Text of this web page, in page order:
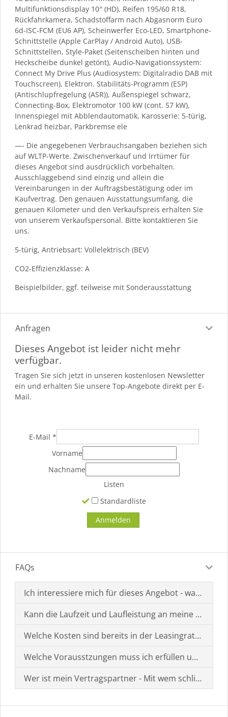
Multifunktionsdisplay 10″ (HD), Reifen 195/60 R18,
Rückfahrkamera, Schadstoffarm nach Abgasnorm Euro
6d-ISC-FCM (EU6 AP), Scheinwerfer Eco-LED, Smartphone-
Schnittstelle (Apple CarPlay / Android Auto), USB-
Schnittstellen, Style-Paket (Seitenscheiben hinten und
Heckscheibe dunkel getönt), Audio-Navigationssystem:
Connect My Drive Plus (Audiosystem: Digitalradio DAB mit
Touchscreen), Elektron. Stabilitäts-Programm (ESP)
(Antischlupfregelung (ASR)), Außenspiegel schwarz,
Connecting-Box, Elektromotor 100 kW (cont. 57 kW),
Innenspiegel mit Abblendautomatik, Karosserie: 5-türig,
Lenkrad heizbar, Parkbremse ele
—- Die angegebenen Verbrauchsangaben beziehen sich
auf WLTP-Werte. Zwischenverkauf und Irrtümer für
dieses Angebot sind ausdrücklich vorbehalten.
Ausschlaggebend sind einzig und allein die
Vereinbarungen in der Auftragsbestätigung oder im
Kaufvertrag. Den genauen Ausstattungsumfang, die
genauen Kilometer und den Verkaufspreis erhalten Sie
von unserem Verkaufspersonal. Bitte kontaktieren Sie
uns.
5-türig, Antriebsart: Vollelektrisch (BEV)
CO2-Effizienzklasse: A
Beispielbilder, ggf. teilweise mit Sonderausstattung
Anfragen
Dieses Angebot ist leider nicht mehr
verfügbar.
Tragen Sie sich jetzt in unseren kostenlosen Newsletter
ein und erhalten Sie unsere Top-Angebote direkt per E-
Mail.
E-Mail *
Vorname
Nachname
Listen
Standardliste
FAQs
Ich interessiere mich für dieses Angebot - was muss
Kann die Laufzeit und Laufleistung an meine
Welche Kosten sind bereits in der Leasingrate
Welche Vorausstzungen muss ich erfüllen um einen
Wer ist mein Vertragspartner - Mit wem schließe ich